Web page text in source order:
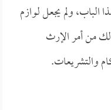
الباب، ولم يجعل لوازم
من أمر الإرث
والتشريعات.